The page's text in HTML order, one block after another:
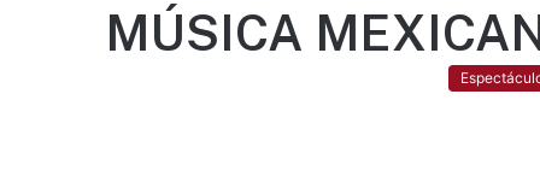
MÚSICA